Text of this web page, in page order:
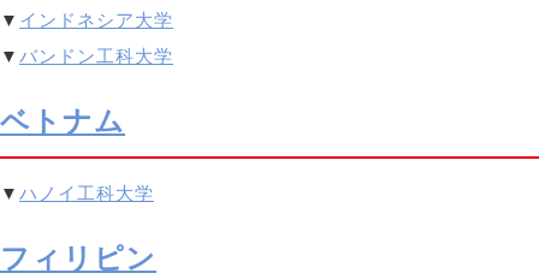
▼ インドネシア大学
▼ バンドン工科大学
ベトナム
▼ ハノイ工科大学
フィリピン